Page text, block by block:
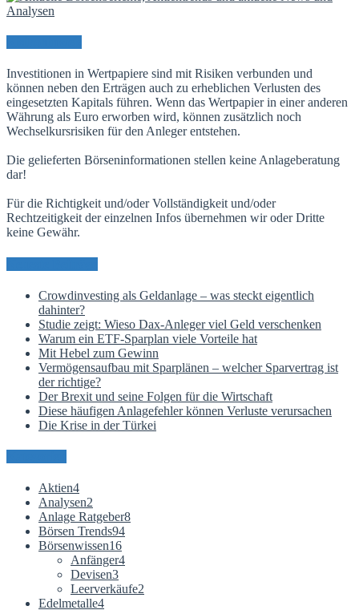
Investitionen in Wertpapiere sind mit Risiken verbunden und
können neben den Erträgen auch zu erheblichen Verlusten des
eingesetzten Kapitals führen. Wenn das Wertpapier in einer anderen
Währung als Euro erworben wird, können zusätzlich noch
Wechselkursrisiken für den Anleger entstehen.
Die gelieferten Börseninformationen stellen keine Anlageberatung
dar!
Für die Richtigkeit und/oder Vollständigkeit und/oder
Rechtzeitigkeit der einzelnen Infos übernehmen wir oder Dritte
keine Gewähr.
Crowdinvesting als Geldanlage – was steckt eigentlich
dahinter?
Studie zeigt: Wieso Dax-Anleger viel Geld verschenken
Warum ein ETF-Sparplan viele Vorteile hat
Mit Hebel zum Gewinn
Vermögensaufbau mit Sparplänen – welcher Sparvertrag ist
der richtige?
Der Brexit und seine Folgen für die Wirtschaft
Diese häufigen Anlagefehler können Verluste verursachen
Die Krise in der Türkei
Aktien4
Analysen2
Anlage Ratgeber8
Börsen Trends94
Börsenwissen16
Anfänger4
Devisen3
Leerverkäufe2
Edelmetalle4